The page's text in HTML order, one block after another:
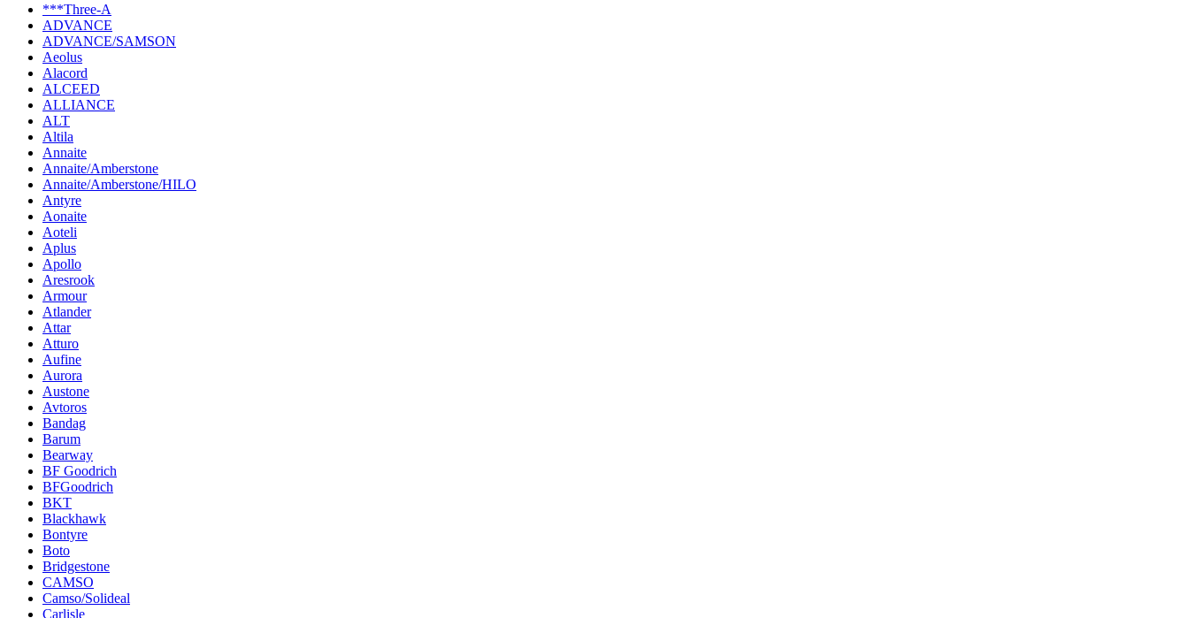
***Three-A
ADVANCE
ADVANCE/SAMSON
Aeolus
Alacord
ALCEED
ALLIANCE
ALT
Altila
Annaite
Annaite/Amberstone
Annaite/Amberstone/HILO
Antyre
Aonaite
Aoteli
Aplus
Apollo
Aresrook
Armour
Atlander
Attar
Atturo
Aufine
Aurora
Austone
Avtoros
Bandag
Barum
Bearway
BF Goodrich
BFGoodrich
BKT
Blackhawk
Bontyre
Boto
Bridgestone
CAMSO
Camso/Solideal
Carlisle